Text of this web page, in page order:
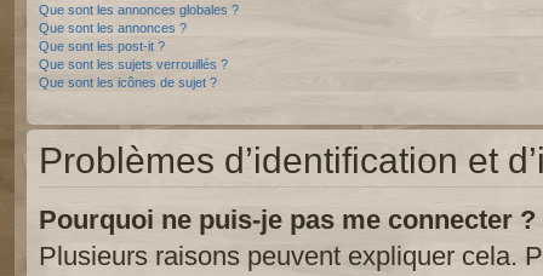
Que sont les annonces globales ?
Que sont les annonces ?
Que sont les post-it ?
Que sont les sujets verrouillés ?
Que sont les icônes de sujet ?
Problèmes d’identification et
Pourquoi ne puis-je pas me connecter ?
Plusieurs raisons peuvent expliquer cela.